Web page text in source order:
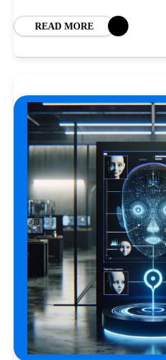
cunoscutREAD MORE
Barajul Trei
Pământului: Mit sau
2 years ago
Seriale turcesti:Top
BLOG 2 years ago
Espressor paduri
poti debloca
ȘTIINȚA 1 year ago
Ai simțit vreodată
întâmplă